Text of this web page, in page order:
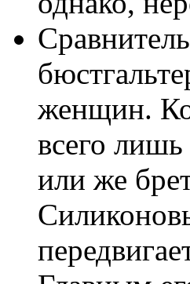
женщин.
всего
или же